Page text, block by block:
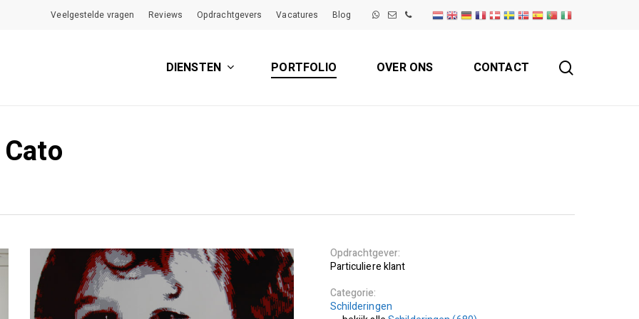
Veelgestelde vragen Reviews Opdrachtgevers Vacatures Blog
DIENSTEN PORTFOLIO OVER ONS CONTACT
Opdrachtgever
Particuliere klant
Categorie
Schilderingen